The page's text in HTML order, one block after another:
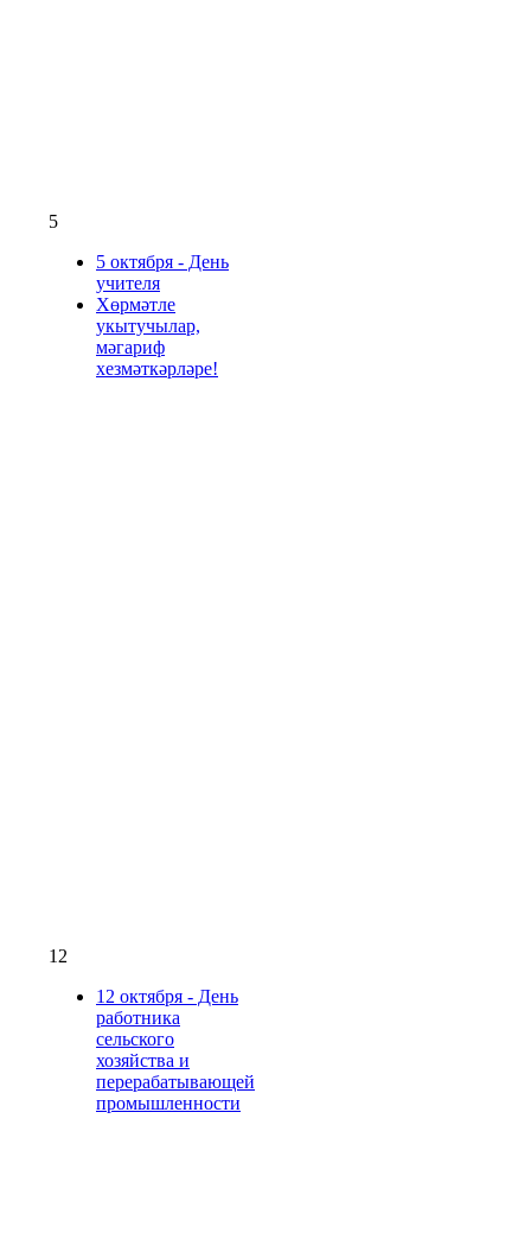
5
5 октября - День
учителя
Хөрмәтле
укытучылар,
мәгариф
хезмәткәрләре!
12
12 октября - День
работника
сельского
хозяйства и
перерабатывающей
промышленности